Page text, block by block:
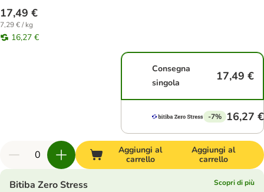
17,49 €
7,29 € / kg
16,27 €
Consegna
singola
17,49 €
-7% 16,27 €
Aggiungi al
carrello
Aggiungi al
carrello
Bitiba Zero Stress
Scopri di più